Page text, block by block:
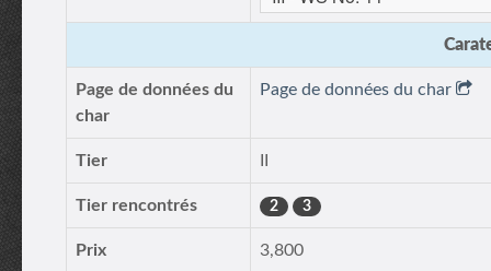
Page de données du
char
Page de données du char
Tier
Tier rencontrés 2 3
Prix 3,800